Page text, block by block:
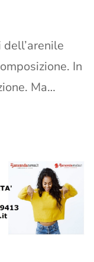
In
Ma…